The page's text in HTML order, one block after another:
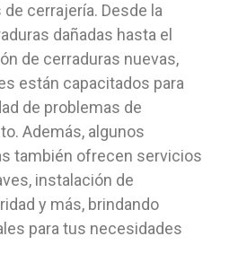
cerrajería. Desde la
dañadas hasta el
de cerraduras nuevas,
están capacitados para
de problemas de
Además, algunos
también ofrecen servicios
instalación de
y más, brindando
para tus necesidades